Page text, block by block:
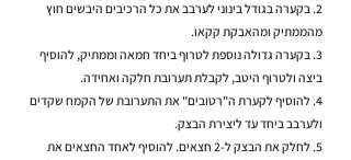
2. בקערה בגודל בינוני לערבב את כל הרכיבים היבשים חוץ
מהממתיק ומהאבקת קקאו.
3. בקערה גדולה נוספת לטרוף ביחד חמאה וממתיק, להוסיף
ביצה ולטרוף היטב, לקבלת תערובת חלקה ואחידה.
4. להוסיף לקערת ה"רטובים" את התערובת של הקמח שקדים
ולערבב ביחד עד ליצירת הבצק.
5. לחלק את הבצק ל-2 חצאים. להוסיף לאחד החצאים את